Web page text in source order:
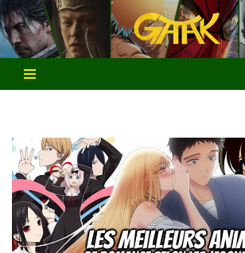
Aller
au
contenu